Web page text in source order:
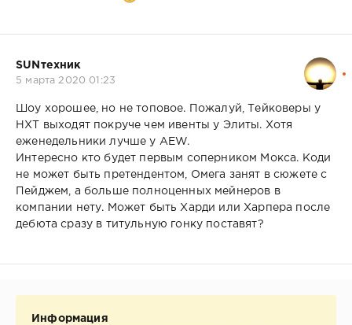
SUNтехник
5 марта 2020 01:23
Шоу хорошее, но не топовое. Пожалуй, Тейковеры у
НХТ выходят покруче чем ивенты у Элиты. Хотя
еженедельники лучше у AEW.
Интересно кто будет первым соперником Мокса. Коди
не может быть претендентом, Омега занят в сюжете с
Пейджем, а больше полноценных мейнеров в
компании нету. Может быть Харди или Харпера после
дебюта сразу в титульную гонку поставят?
Информация